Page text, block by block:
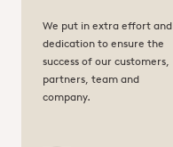
We put in extra effort and
dedication to ensure the
success of our customers,
partners, team and
company.